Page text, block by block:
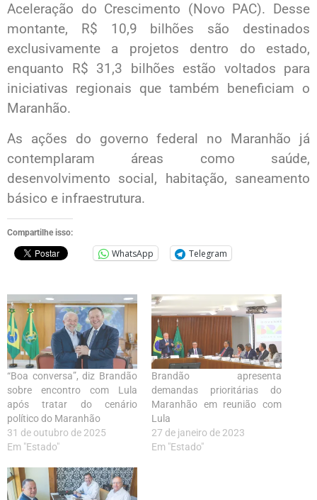
Aceleração do Crescimento (Novo PAC). Desse
montante, R$ 10,9 bilhões são destinados
exclusivamente a projetos dentro do estado,
enquanto R$ 31,3 bilhões estão voltados para
iniciativas regionais que também beneficiam o
Maranhão.
As ações do governo federal no Maranhão já
contemplaram áreas como saúde,
desenvolvimento social, habitação, saneamento
básico e infraestrutura.
Compartilhe isso:
WhatsApp Telegram
“Boa conversa”, diz Brandão
sobre encontro com Lula
após tratar do cenário
político do Maranhão
31 de outubro de 2025
Em "Estado"
Brandão apresenta
demandas prioritárias do
Maranhão em reunião com
Lula
27 de janeiro de 2023
Em "Estado"